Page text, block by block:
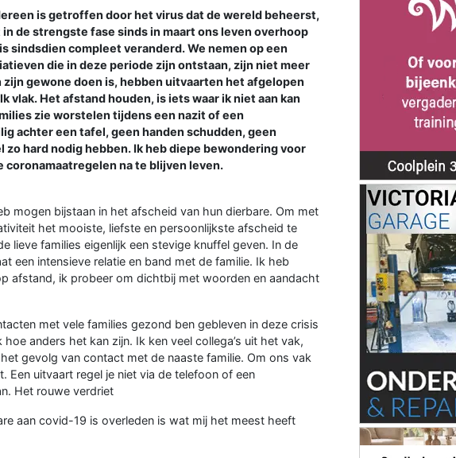
is getroffen door het virus dat de wereld beheerst,
de strengste fase sinds in maart ons leven overhoop
sindsdien compleet veranderd. We nemen op een
die in deze periode zijn ontstaan, zijn niet meer
gewone doen is, hebben uitvaarten het afgelopen
vlak. Het afstand houden, is iets waar ik niet aan kan
zie worstelen tijdens een nazit of een
achter een tafel, geen handen schudden, geen
hard nodig hebben. Ik heb diepe bewondering voor
coronamaatregelen na te blijven leven.
mogen bijstaan in het afscheid van hun dierbare. Om met
het mooiste, liefste en persoonlijkste afscheid te
lieve families eigenlijk een stevige knuffel geven. In de
een intensieve relatie en band met de familie. Ik heb
afstand, ik probeer om dichtbij met woorden en aandacht
met vele families gezond ben gebleven in deze crisis
anders het kan zijn. Ik ken veel collega’s uit het vak,
gevolg van contact met de naaste familie. Om ons vak
uitvaart regel je niet via de telefoon of een
Het rouwe verdriet
aan covid-19 is overleden is wat mij het meest heeft